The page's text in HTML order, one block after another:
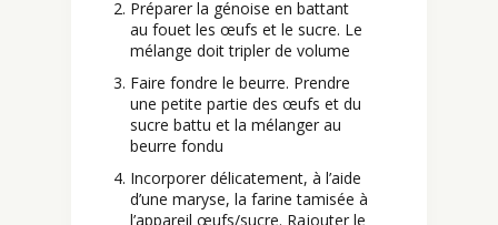
Préparer la génoise en battant
au fouet les œufs et le sucre. Le
mélange doit tripler de volume
Faire fondre le beurre. Prendre
une petite partie des œufs et du
sucre battu et la mélanger au
beurre fondu
Incorporer délicatement, à l’aide
d’une maryse, la farine tamisée à
l’appareil œufs/sucre. Rajouter le